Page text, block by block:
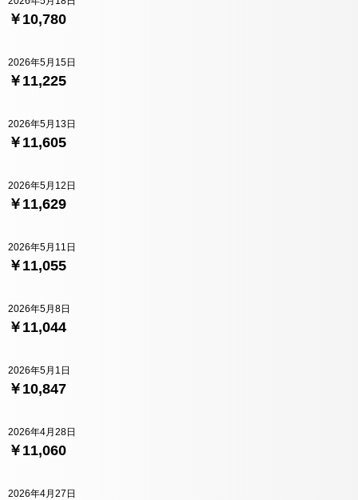
￥10,780
￥11,225
2026年5月15日
￥11,605
2026年5月13日
￥11,629
2026年5月12日
￥11,055
2026年5月11日
￥11,044
2026年5月8日
￥10,847
2026年5月1日
￥11,060
2026年4月28日
2026年4月27日